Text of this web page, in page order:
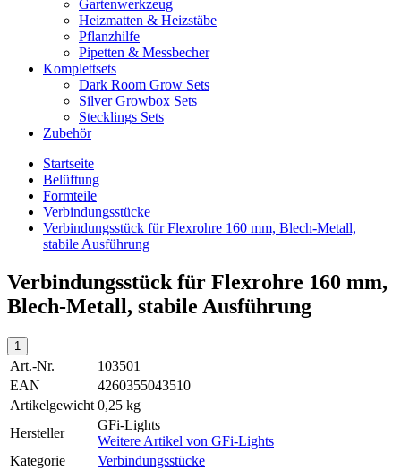
Gartenwerkzeug
Heizmatten & Heizstäbe
Pflanzhilfe
Pipetten & Messbecher
Komplettsets
Dark Room Grow Sets
Silver Growbox Sets
Stecklings Sets
Zubehör
Startseite
Belüftung
Formteile
Verbindungsstücke
Verbindungsstück für Flexrohre 160 mm, Blech-Metall,
stabile Ausführung
Verbindungsstück für Flexrohre 160 mm,
Blech-Metall, stabile Ausführung
Art.-Nr.
103501
EAN
4260355043510
Artikelgewicht 0,25 kg
Hersteller
GFi-Lights
Weitere Artikel von GFi-Lights
Kategorie
Verbindungsstücke